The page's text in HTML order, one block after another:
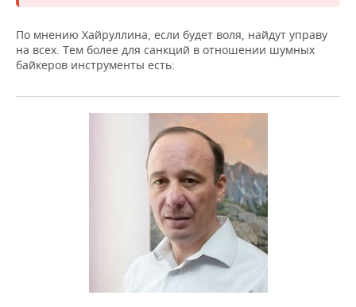
По мнению Хайруллина, если будет воля, найдут управу
на всех. Тем более для санкций в отношении шумных
байкеров инструменты есть: